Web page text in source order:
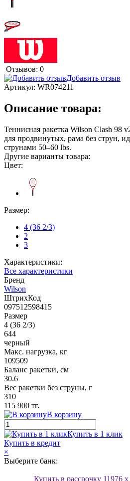
Отзывов: 0
Добавить отзыв
Артикул: WR074211
Описание товара:
Теннисная ракетка Wilson Clash 98
для продвинутых, рама без струн,
струнами 50–60 lbs.
Другие варианты товара:
Цвет:
Размер:
4 (36 2/3)
2
3
Характеристики:
Все характеристики
Бренд
Wilson
ШтрихКод
097512598415
Размер
4 (36 2/3)
644
черный
Макс. нагрузка, кг
109509
Баланс ракетки, см
30.6
Вес ракетки без струны, г
310
115 900 тг.
В корзину
Купить в 1 клик
Купить в кредит
×
Выберите банк:
Купить в рассрочку 11976 x